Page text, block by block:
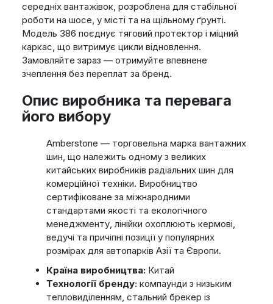
середніх вантажівок, розроблена для стабільної
роботи на шосе, у місті та на щільному ґрунті.
Модель 386 поєднує тяговий протектор і міцний
каркас, що витримує цикли відновлення.
Замовляйте зараз — отримуйте впевнене
зчеплення без переплат за бренд.
Опис виробника та перевага
його вибору
Amberstone — торговельна марка вантажних
шин, що належить одному з великих
китайських виробників радіальних шин для
комерційної техніки. Виробництво
сертифіковане за міжнародними
стандартами якості та екологічного
менеджменту, лінійки охоплюють кермові,
ведучі та причіпні позиції у популярних
розмірах для автопарків Азії та Європи.
Країна виробництва:Китай
Технології бренду:компаунди з низьким
тепловиділенням, стальний брекер із